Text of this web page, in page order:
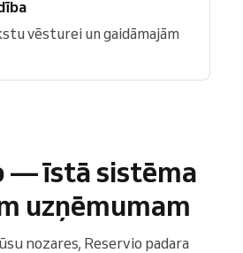
vēsturei un gaidāmajām
— īstā sistēma
uzņēmumam
nozares, Reservio padara